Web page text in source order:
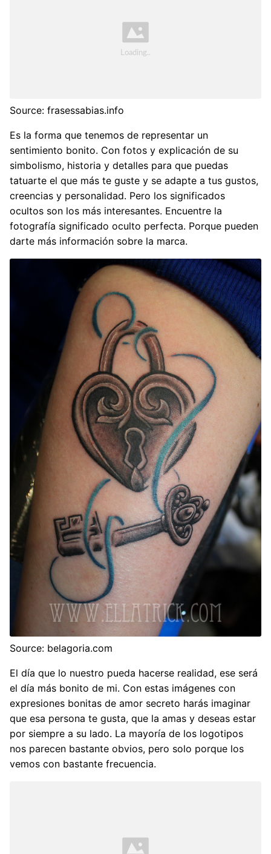
Source: frasessabias.info
Es la forma que tenemos de representar un
sentimiento bonito. Con fotos y explicación de su
simbolismo, historia y detalles para que puedas
tatuarte el que más te guste y se adapte a tus gustos,
creencias y personalidad. Pero los significados
ocultos son los más interesantes. Encuentre la
fotografía significado oculto perfecta. Porque pueden
darte más información sobre la marca.
Source: belagoria.com
El día que lo nuestro pueda hacerse realidad, ese será
el día más bonito de mi. Con estas imágenes con
expresiones bonitas de amor secreto harás imaginar
que esa persona te gusta, que la amas y deseas estar
por siempre a su lado. La mayoría de los logotipos
nos parecen bastante obvios, pero solo porque los
vemos con bastante frecuencia.